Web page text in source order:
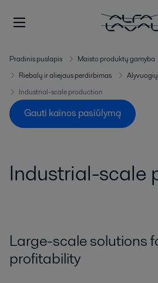
Pradinis puslapis
Maisto produktų gamyba
Riebalų ir aliejaus perdirbimas
Industrial-scale production
Gauti kainos pasiūlymą
Industrial-scale
Large-scale solutions
profitability